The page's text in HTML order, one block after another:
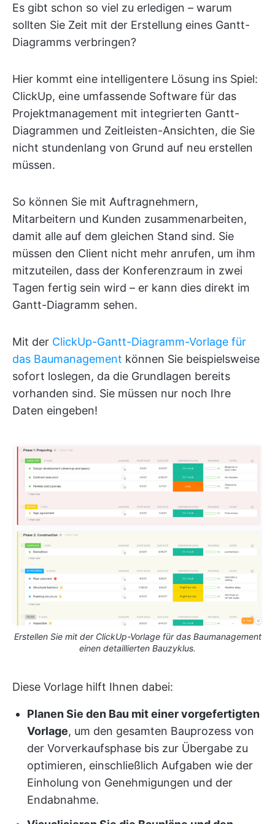
Es gibt schon so viel zu erledigen – warum
sollten Sie Zeit mit der Erstellung eines Gantt-
Diagramms verbringen?
Hier kommt eine intelligentere Lösung ins Spiel:
ClickUp, eine umfassende Software für das
Projektmanagement mit integrierten Gantt-
Diagrammen und Zeitleisten-Ansichten, die Sie
nicht stundenlang von Grund auf neu erstellen
müssen.
So können Sie mit Auftragnehmern,
Mitarbeitern und Kunden zusammenarbeiten,
damit alle auf dem gleichen Stand sind. Sie
müssen den Client nicht mehr anrufen, um ihm
mitzuteilen, dass der Konferenzraum in zwei
Tagen fertig sein wird – er kann dies direkt im
Gantt-Diagramm sehen.
Mit der ClickUp-Gantt-Diagramm-Vorlage für
das Baumanagement können Sie beispielsweise
sofort loslegen, da die Grundlagen bereits
vorhanden sind. Sie müssen nur noch Ihre
Daten eingeben!
Erstellen Sie mit der ClickUp-Vorlage für das Baumanagement
einen detaillierten Bauzyklus.
Diese Vorlage hilft Ihnen dabei:
Planen Sie den Bau mit einer vorgefertigten
Vorlage, um den gesamten Bauprozess von
der Vorverkaufsphase bis zur Übergabe zu
optimieren, einschließlich Aufgaben wie der
Einholung von Genehmigungen und der
Endabnahme.